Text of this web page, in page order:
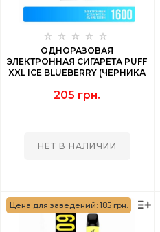
ОДНОРАЗОВАЯ
ЭЛЕКТРОННАЯ СИГАРЕТА PUFF
XXL ICE BLUEBERRY (ЧЕРНИКА
205 грн.
НЕТ В НАЛИЧИИ
Цена для заведений: 185 грн.